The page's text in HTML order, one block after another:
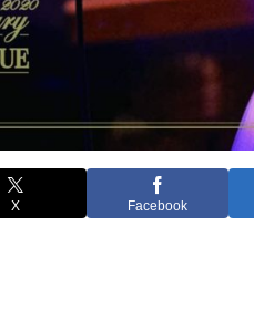
X Facebook